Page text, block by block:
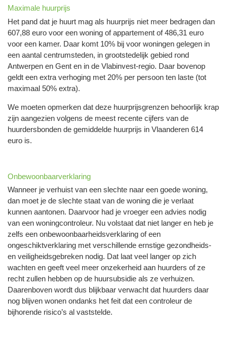
Maximale huurprijs
Het pand dat je huurt mag als huurprijs niet meer bedragen dan
607,88 euro voor een woning of appartement of 486,31 euro
voor een kamer. Daar komt 10% bij voor woningen gelegen in
een aantal centrumsteden, in grootstedelijk gebied rond
Antwerpen en Gent en in de Vlabinvest-regio. Daar bovenop
geldt een extra verhoging met 20% per persoon ten laste (tot
maximaal 50% extra).
We moeten opmerken dat deze huurprijsgrenzen behoorlijk krap
zijn aangezien volgens de meest recente cijfers van de
huurdersbonden de gemiddelde huurprijs in Vlaanderen 614
euro is.
Onbewoonbaarverklaring
Wanneer je verhuist van een slechte naar een goede woning,
dan moet je de slechte staat van de woning die je verlaat
kunnen aantonen. Daarvoor had je vroeger een advies nodig
van een woningcontroleur. Nu volstaat dat niet langer en heb je
zelfs een onbewoonbaarheidsverklaring of een
ongeschiktverklaring met verschillende ernstige gezondheids-
en veiligheidsgebreken nodig. Dat laat veel langer op zich
wachten en geeft veel meer onzekerheid aan huurders of ze
recht zullen hebben op de huursubsidie als ze verhuizen.
Daarenboven wordt dus blijkbaar verwacht dat huurders daar
nog blijven wonen ondanks het feit dat een controleur de
bijhorende risico’s al vaststelde.